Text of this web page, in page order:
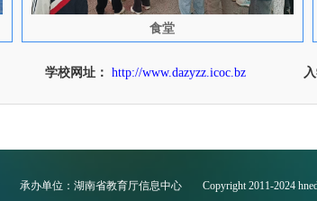
食堂
学校网址： http://www.dazyzz.icoc.bz
承办单位：湖南省教育厅信息中心 Copyright 2011-2024